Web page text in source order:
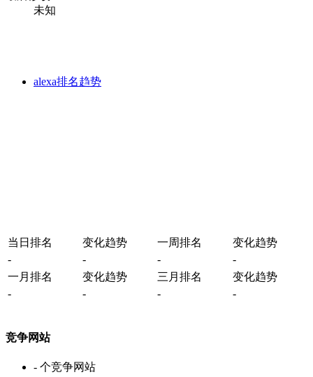
未知
alexa排名趋势
当日排名 变化趋势 一周排名
变化趋势
-
- -
-
一月排名
变化趋势 三月排名
变化趋势
-
- - -
竞争网站
- 个竞争网站